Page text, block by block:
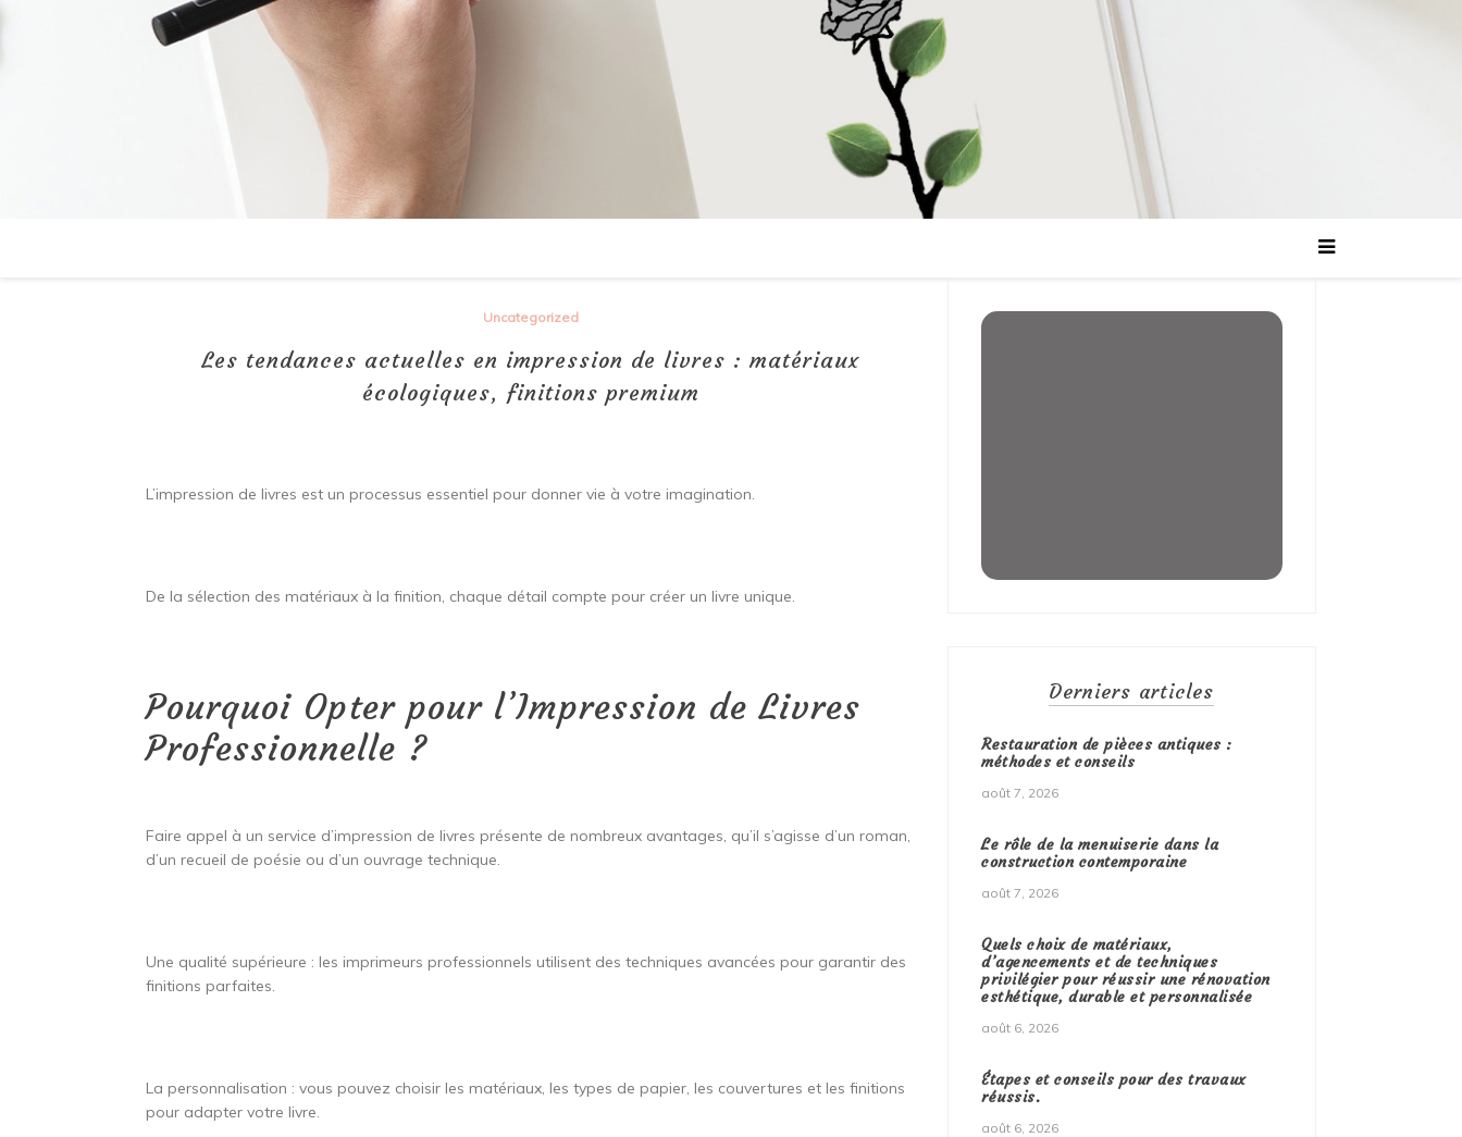
Uncategorized
Les tendances actuelles en impression de livres : matériaux
écologiques, finitions premium
L’impression de livres est un processus essentiel pour donner vie à votre imagination.
De la sélection des matériaux à la finition, chaque détail compte pour créer un livre unique.
Pourquoi Opter pour l’Impression de Livres
Professionnelle ?
Faire appel à un service d’impression de livres présente de nombreux avantages, qu’il s’agisse d’un roman,
d’un recueil de poésie ou d’un ouvrage technique.
Une qualité supérieure : les imprimeurs professionnels utilisent des techniques avancées pour garantir des
finitions parfaites.
La personnalisation : vous pouvez choisir les matériaux, les types de papier, les couvertures et les finitions
pour adapter votre livre.
Derniers articles
Restauration de pièces antiques :
méthodes et conseils
août 7, 2026
Le rôle de la menuiserie dans la
construction contemporaine
août 7, 2026
Quels choix de matériaux,
d’agencements et de techniques
privilégier pour réussir une rénovation
esthétique, durable et personnalisée
août 6, 2026
Étapes et conseils pour des travaux
réussis.
août 6, 2026